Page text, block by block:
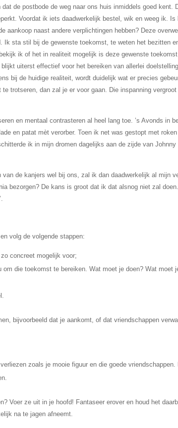
de postbode de weg naar ons huis inmiddels goed kent.
Voordat ik iets daadwerkelijk bestel, wik en weeg ik. Is
aankoop naast andere verplichtingen hebben? Deze
Ik sta stil bij de gewenste toekomst, te weten het bezitten
ik of het in realiteit mogelijk is deze gewenste
uiterst effectief voor het bereiken van allerlei
bij de huidige realiteit, wordt duidelijk wat er precies
trotseren, dan zal je er voor gaan. Die inspanning
en mentaal contrasteren al heel lang toe. ’s Avonds in
en patat mèt verorber. Toen ik net was gestopt met
ik in mijn dromen dagelijks aan de zijde van Johnny
de kanjers wel bij ons, zal ik dan daadwerkelijk al mijn
bezorgen? De kans is groot dat ik dat alsnog niet zal
volg de volgende stappen:
concreet mogelijk voor;
die toekomst te bereiken. Wat moet je doen? Wat moet
bijvoorbeeld dat je aankomt, of dat vriendschappen
zoals je mooie figuur en die goede vriendschappen.
Voer ze uit in je hoofd! Fantaseer erover en houd het
na te jagen afneemt.